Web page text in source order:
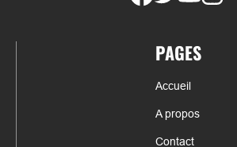
PAGES
Accueil
A propos
Contact